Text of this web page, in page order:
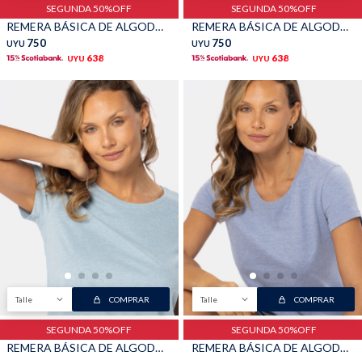
SEGUNDA 50%OFF
REMERA BÁSICA DE ALGODÓN - Beige
UYU 750
UYU 638
SEGUNDA 50%OFF
REMERA BÁSICA DE ALGODÓN - Blanco
UYU 750
UYU 638
Talle COMPRAR
SEGUNDA 50%OFF
REMERA BÁSICA DE ALGODÓN - Celeste
Talle COMPRAR
SEGUNDA 50%OFF
REMERA BÁSICA DE ALGODÓN - Denim